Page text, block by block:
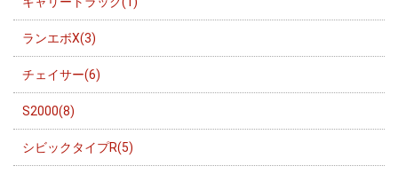
ランエボX(3)
チェイサー(6)
S2000(8)
シビックタイプR(5)